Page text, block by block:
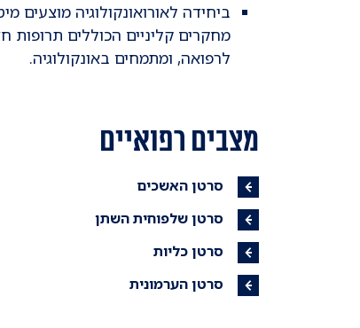
ביחידה לאורואונקולוגיה מוצעים
מחקרים קליניים הכוללים
לרפואה, ומתמחים באונקולוגיה.
מצבים רפואיים
סרטן האשכים
סרטן שלפוחית השתן
סרטן כליות
סרטן הערמונית